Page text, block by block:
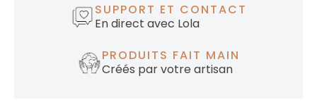
SUPPORT ET CONTACT
En direct avec Lola
PRODUITS FAIT MAIN
Créés par votre artisan